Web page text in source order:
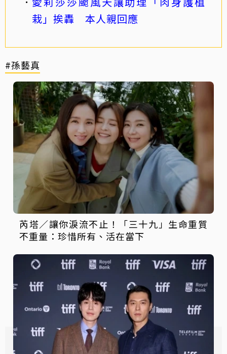
栽」挨轟 本人親回應
#孫藝真
芮塔／讓你淚流不止！「三十九」生命重質
不重量：珍惜所有、活在當下